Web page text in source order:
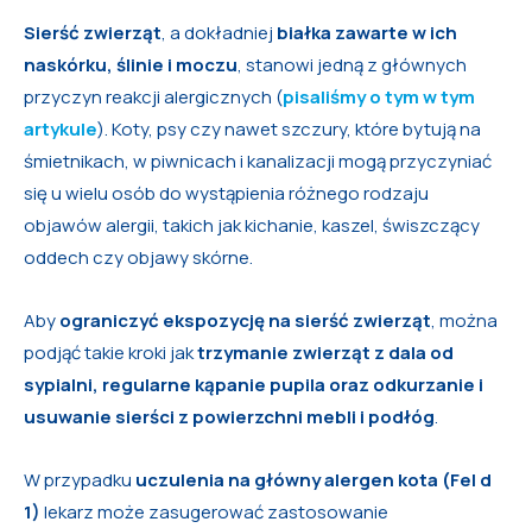
Sierść zwierząt, a dokładniej białka zawarte w ich
naskórku, ślinie i moczu, stanowi jedną z głównych
przyczyn reakcji alergicznych (pisaliśmy o tym w tym
artykule). Koty, psy czy nawet szczury, które bytują na
śmietnikach, w piwnicach i kanalizacji mogą przyczyniać
się u wielu osób do wystąpienia różnego rodzaju
objawów alergii, takich jak kichanie, kaszel, świszczący
oddech czy objawy skórne.
Abyograniczyć ekspozycję na sierść zwierząt, można
podjąć takie kroki jaktrzymanie zwierząt z dala od
sypialni, regularne kąpanie pupila oraz odkurzanie i
usuwanie sierści z powierzchni mebli i podłóg.
W przypadku uczulenia na główny alergen kota (Fel d
1) lekarz może zasugerować zastosowanie